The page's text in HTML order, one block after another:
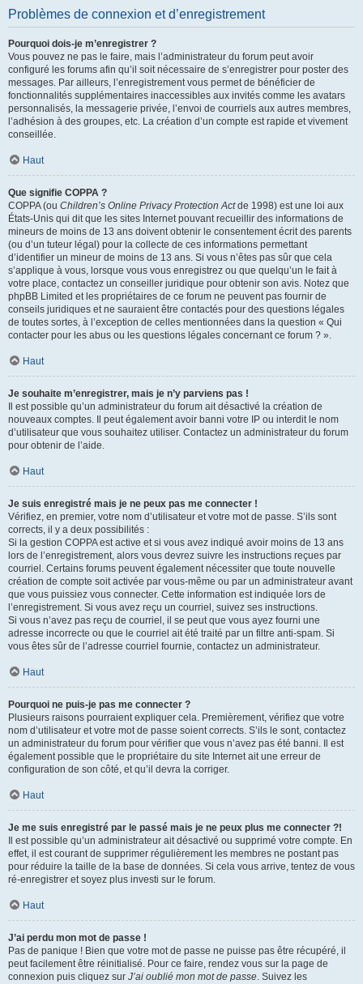
Problèmes de connexion et d’enregistrement
Pourquoi dois-je m’enregistrer ?
Vous pouvez ne pas le faire, mais l’administrateur du forum peut avoir
configuré les forums afin qu’il soit nécessaire de s’enregistrer pour poster des
messages. Par ailleurs, l’enregistrement vous permet de bénéficier de
fonctionnalités supplémentaires inaccessibles aux invités comme les avatars
personnalisés, la messagerie privée, l’envoi de courriels aux autres membres,
l’adhésion à des groupes, etc. La création d’un compte est rapide et vivement
conseillée.
Haut
Que signifie COPPA ?
COPPA (ou Children’s Online Privacy Protection Actde 1998) est une loi aux
États-Unis qui dit que les sites Internet pouvant recueillir des informations de
mineurs de moins de 13 ans doivent obtenir le consentement écrit des parents
(ou d’un tuteur légal) pour la collecte de ces informations permettant
d’identifier un mineur de moins de 13 ans. Si vous n’êtes pas sûr que cela
s’applique à vous, lorsque vous vous enregistrez ou que quelqu’un le fait à
votre place, contactez un conseiller juridique pour obtenir son avis. Notez que
phpBB Limited et les propriétaires de ce forum ne peuvent pas fournir de
conseils juridiques et ne sauraient être contactés pour des questions légales
de toutes sortes, à l’exception de celles mentionnées dans la question « Qui
contacter pour les abus ou les questions légales concernant ce forum ? ».
Haut
Je souhaite m’enregistrer, mais je n’y parviens pas !
Il est possible qu’un administrateur du forum ait désactivé la création de
nouveaux comptes. Il peut également avoir banni votre IP ou interdit le nom
d’utilisateur que vous souhaitez utiliser. Contactez un administrateur du forum
pour obtenir de l’aide.
Haut
Je suis enregistré mais je ne peux pas me connecter !
Vérifiez, en premier, votre nom d’utilisateur et votre mot de passe. S’ils sont
corrects, il y a deux possibilités :
Si la gestion COPPA est active et si vous avez indiqué avoir moins de 13 ans
lors de l’enregistrement, alors vous devrez suivre les instructions reçues par
courriel. Certains forums peuvent également nécessiter que toute nouvelle
création de compte soit activée par vous-même ou par un administrateur avant
que vous puissiez vous connecter. Cette information est indiquée lors de
l’enregistrement. Si vous avez reçu un courriel, suivez ses instructions.
Si vous n’avez pas reçu de courriel, il se peut que vous ayez fourni une
adresse incorrecte ou que le courriel ait été traité par un filtre anti-spam. Si
vous êtes sûr de l’adresse courriel fournie, contactez un administrateur.
Haut
Pourquoi ne puis-je pas me connecter ?
Plusieurs raisons pourraient expliquer cela. Premièrement, vérifiez que votre
nom d’utilisateur et votre mot de passe soient corrects. S’ils le sont, contactez
un administrateur du forum pour vérifier que vous n’avez pas été banni. Il est
également possible que le propriétaire du site Internet ait une erreur de
configuration de son côté, et qu’il devra la corriger.
Haut
Je me suis enregistré par le passé mais je ne peux plus me connecter ?!
Il est possible qu’un administrateur ait désactivé ou supprimé votre compte. En
effet, il est courant de supprimer régulièrement les membres ne postant pas
pour réduire la taille de la base de données. Si cela vous arrive, tentez de vous
ré-enregistrer et soyez plus investi sur le forum.
Haut
J’ai perdu mon mot de passe !
Pas de panique ! Bien que votre mot de passe ne puisse pas être récupéré, il
peut facilement être réinitialisé. Pour ce faire, rendez vous sur la page de
connexion puis cliquez sur J’ai oublié mon mot de passe. Suivez les